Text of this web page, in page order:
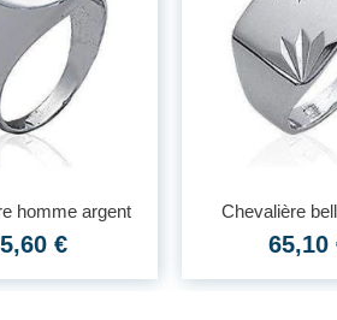
homme argent
massif€
Chevalière
65,10